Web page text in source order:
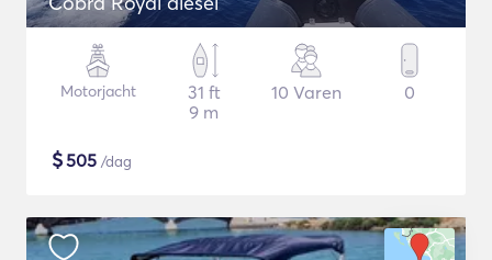
Motorjacht
31 ft
9 m
10 Varen 0
$505 /dag